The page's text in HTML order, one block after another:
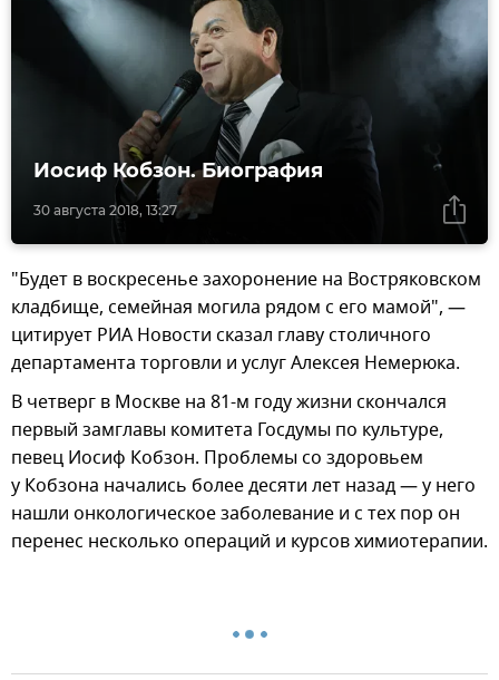
30 августа 2018, 13:27
Иосиф Кобзон. Биография
"Будет в воскресенье захоронение на Востряковском
кладбище, семейная могила рядом с его мамой", —
цитирует РИА Новости сказал главу столичного
департамента торговли и услуг Алексея Немерюка.
В четверг в Москве на 81-м году жизни скончался
первый замглавы комитета Госдумы по культуре,
певец Иосиф Кобзон. Проблемы со здоровьем
у Кобзона начались более десяти лет назад — у него
нашли онкологическое заболевание и с тех пор он
перенес несколько операций и курсов химиотерапии.